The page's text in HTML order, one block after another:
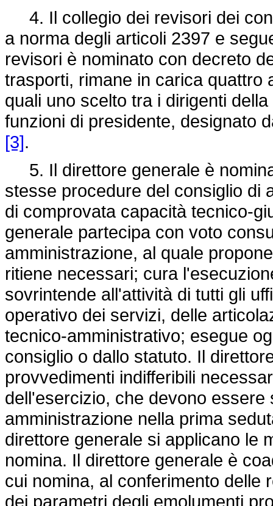
4. Il collegio dei revisori dei
a norma degli articoli 2397 e
revisori è nominato con decreto
trasporti, rimane in carica quattro
quali uno scelto tra i dirigenti
funzioni di presidente, designato
[3].
5. Il direttore generale è
stesse procedure del consiglio di
di comprovata capacità tecnico-
generale partecipa con voto
amministrazione, al quale
ritiene necessari; cura
sovrintende all'attività di tutti gli
operativo dei servizi, delle
tecnico-amministrativo; esegue
consiglio o dallo statuto. Il
provvedimenti indifferibili
dell'esercizio, che devono
amministrazione nella prima
direttore generale si applicano le
nomina. Il direttore generale è
cui nomina, al conferimento delle
dei parametri degli emolumenti